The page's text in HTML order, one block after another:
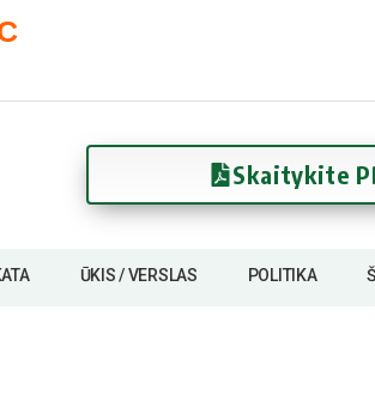
Skaitykite
ŪKIS / VERSLAS POLITIKA